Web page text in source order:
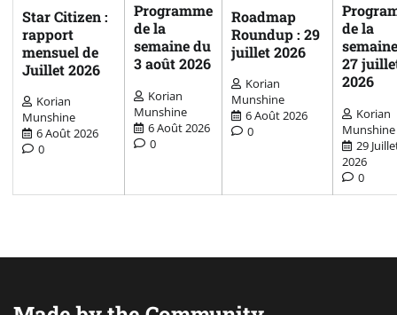
Star Citizen :
rapport
mensuel de
Juillet 2026
Korian
Munshine
6 Août 2026
0
Programme
de la
semaine du
3 août 2026
Korian
Munshine
6 Août 2026
0
Roadmap
Roundup : 29
juillet 2026
Korian
Munshine
6 Août 2026
0
de la
27
2026
Korian
Munshine
29
2026
0